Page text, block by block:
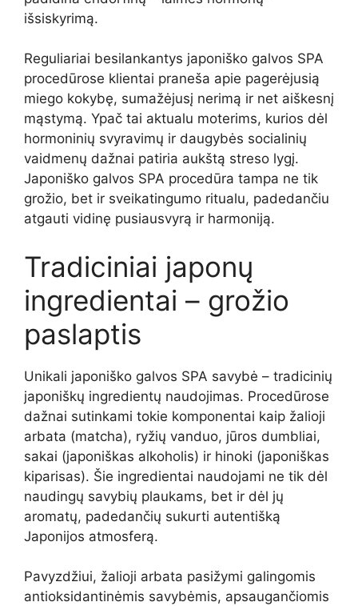
išsiskyrimą.
Reguliariai besilankantys japoniško galvos SPA
procedūrose klientai praneša apie pagerėjusią
miego kokybę, sumažėjusį nerimą ir net aiškesnį
mąstymą. Ypač tai aktualu moterims, kurios dėl
hormoninių svyravimų ir daugybės socialinių
vaidmenų dažnai patiria aukštą streso lygį.
Japoniško galvos SPA procedūra tampa ne tik
grožio, bet ir sveikatingumo ritualu, padedančiu
atgauti vidinę pusiausvyrą ir harmoniją.
Tradiciniai japonų
ingredientai – grožio
paslaptis
Unikali japoniško galvos SPA savybė – tradicinių
japoniškų ingredientų naudojimas. Procedūrose
dažnai sutinkami tokie komponentai kaip žalioji
arbata (matcha), ryžių vanduo, jūros dumbliai,
sakai (japoniškas alkoholis) ir hinoki (japoniškas
kiparisas). Šie ingredientai naudojami ne tik dėl
naudingų savybių plaukams, bet ir dėl jų
aromatų, padedančių sukurti autentišką
Japonijos atmosferą.
Pavyzdžiui, žalioji arbata pasižymi galingomis
antioksidantinėmis savybėmis, apsaugančiomis